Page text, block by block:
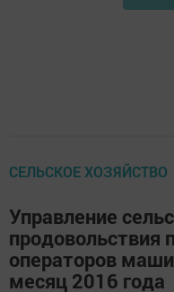
СЕЛЬСКОЕ ХОЗЯЙСТВО
Управление
продовольствия
операторов
месяц 2016 года